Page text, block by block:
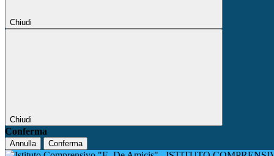
Chiudi
Chiudi
Conferma
Annulla Conferma